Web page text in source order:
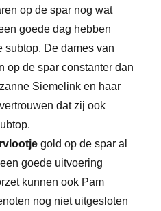
op de spar nog wat
goede dag hebben
subtop. De dames van
op de spar constanter dan
Siemelink en haar
dat zij ook
gold op de spar al
goede uitvoering
kunnen ook Pam
nog niet uitgesloten